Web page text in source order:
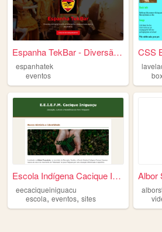
Espanha TekBar - Diversão & ...
espanhatek
eventos
CSS
Escola Indígena Cacique Inig...
eecaciqueiniguacu
escola, eventos, sites